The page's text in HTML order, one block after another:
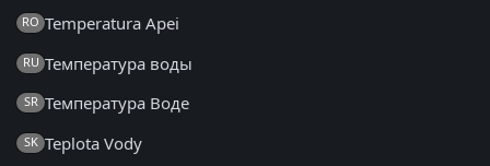
RO Temperatura Apei
RU Температура воды
SR Температура Воде
SK Teplota Vody